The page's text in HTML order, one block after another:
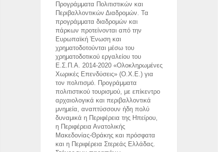
Προγράμματα Πολιτιστικών και
Περιβαλλοντικών Διαδρομών. Τα
προγράμματα διαδρομών και
πάρκων προτείνονται από την
Ευρωπαϊκή Ένωση και
χρηματοδοτούνται μέσω του
χρηματοδοτικού εργαλείου του
Ε.Σ.Π.Α. 2014-2020 «Ολοκληρωμένες
Χωρικές Επενδύσεις» (Ο.Χ.Ε.) για
τον πολιτισμό. Προγράμματα
πολιτιστικού τουρισμού, με επίκεντρο
αρχαιολογικά και περιβαλλοντικά
μνημεία, αναπτύσσουν ήδη πολύ
δυναμικά η Περιφέρεια της Ηπείρου,
η Περιφέρεια Ανατολικής
Μακεδονίας-Θράκης και πρόσφατα
και η Περιφέρεια Στερεάς Ελλάδας.
reddit videos download coloring pages for kids
horoscope love